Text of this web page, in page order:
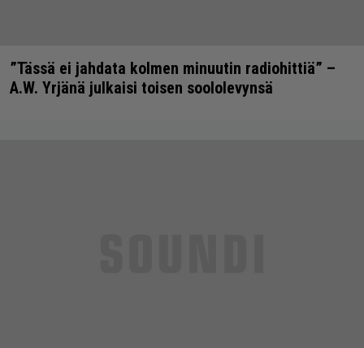
”Tässä ei jahdata kolmen minuutin radiohittiä” –
A.W. Yrjänä julkaisi toisen soololevynsä